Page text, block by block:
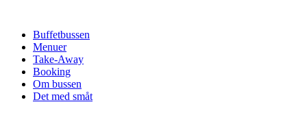
indholdBuffetbussen
Menuer
Take-Away
Booking
Om bussen
Det med småt